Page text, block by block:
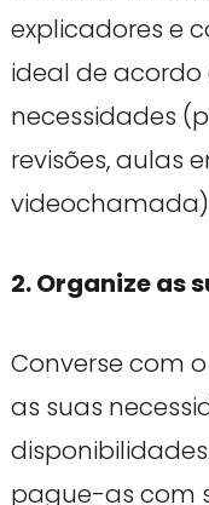
explicadores e
ideal de acordo
necessidades
revisões, aulas
videochamada)
2. Organize as
Converse com
as suas
pague-as com